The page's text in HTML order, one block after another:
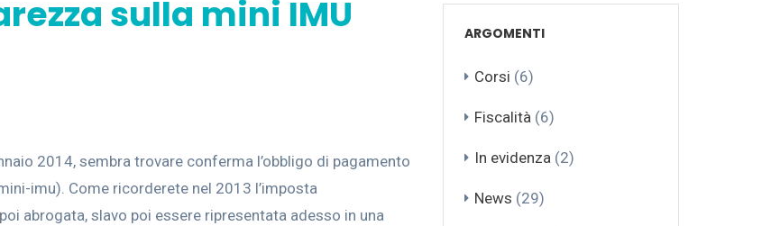
sulla mini IMU
2014, sembra trovare conferma l’obbligo di pagamento
imu). Come ricorderete nel 2013 l’imposta
abrogata, slavo poi essere ripresentata adesso in una
ARGOMENTI
Corsi (6)
Fiscalità(6)
In evidenza(2)
News (29)